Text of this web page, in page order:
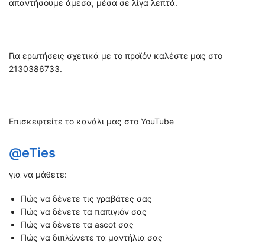
απαντήσουμε άμεσα, μέσα σε λίγα λεπτά.
Για ερωτήσεις σχετικά με το προϊόν καλέστε μας στο
2130386733.
Επισκεφτείτε το κανάλι μας στο YouTube
@eTies
για να μάθετε:
Πώς να δένετε τις γραβάτες σας
Πώς να δένετε τα παπιγιόν σας
Πώς να δένετε τα ascot σας
Πώς να διπλώνετε τα μαντήλια σας